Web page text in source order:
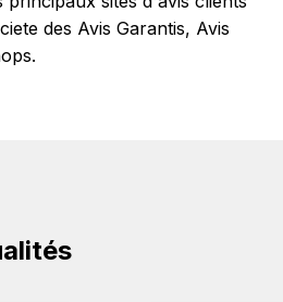
des Avis Garantis, Avis